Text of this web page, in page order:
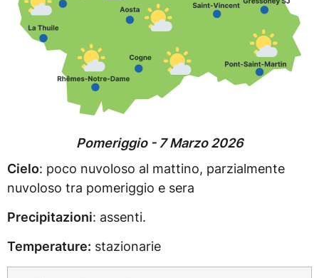
Pomeriggio - 7 Marzo 2026
Cielo: poco nuvoloso al mattino, parzialmente
nuvoloso tra pomeriggio e sera
Precipitazioni: assenti.
Temperature: stazionarie